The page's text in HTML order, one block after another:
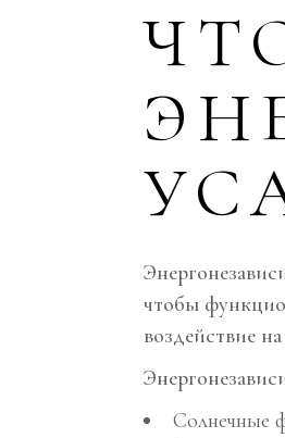
чтобы
воздействие
Солнечные